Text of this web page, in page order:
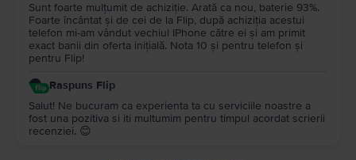
Sunt foarte mulțumit de achiziție. Arată ca nou, baterie 93%.
Foarte încântat și de cei de la Flip, după achiziția acestui
telefon mi-am vândut vechiul IPhone către ei și am primit
exact banii din oferta inițială. Nota 10 și pentru telefon și
pentru Flip!
Raspuns Flip
Salut! Ne bucuram ca experienta ta cu serviciile noastre a
fost una pozitiva si iti multumim pentru timpul acordat scrierii
recenziei. 😊